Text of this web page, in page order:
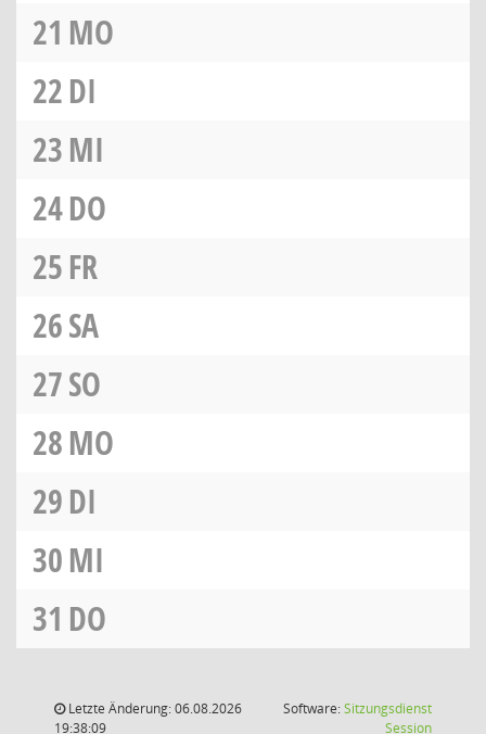
21 MO
22DI
23MI
24DO
25FR
26SA
27SO
28MO
29DI
30MI
31 DO
Letzte Änderung: 06.08.2026
19:38:09
Software:Sitzungsdienst
Session(Wird in